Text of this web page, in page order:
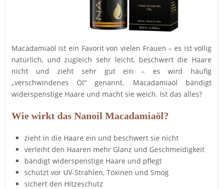
Macadamiaöl ist ein Favorit von vielen Frauen – es ist völlig
natürlich, und zugleich sehr leicht, beschwert die Haare
nicht und zieht sehr gut ein – es wird häufig
„verschwindenes Öl“ genannt. Macadamiaöl bändigt
widerspenstige Haare und macht sie weich. Ist das alles?
Wie wirkt das Nanoil Macadamiaöl?
zieht in die Haare ein und beschwert sie nicht
verleiht den Haaren mehr Glanz und Geschmeidigkeit
bändigt widerspenstige Haare und pflegt
schützt vor UV-Strahlen, Toxinen und Smog
sichert den Hitzeschutz